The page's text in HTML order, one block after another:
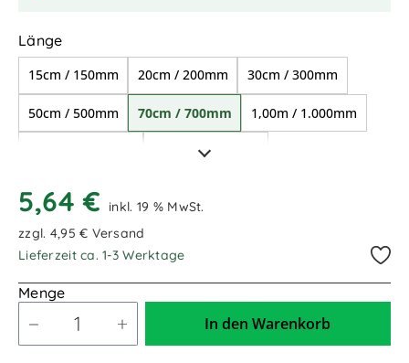
Längeauswählen
15cm / 150mm 20cm / 200mm 30cm / 300mm
50cm / 500mm 70cm / 700mm 1,00m / 1.000mm
2,00m / 2.000mm
2,50m / 2.500mm
5,64 €
inkl. 19 % MwSt.
zzgl. 4,95 € Versand
Lieferzeit ca. 1-3 Werktage
Menge
In den Warenkorb